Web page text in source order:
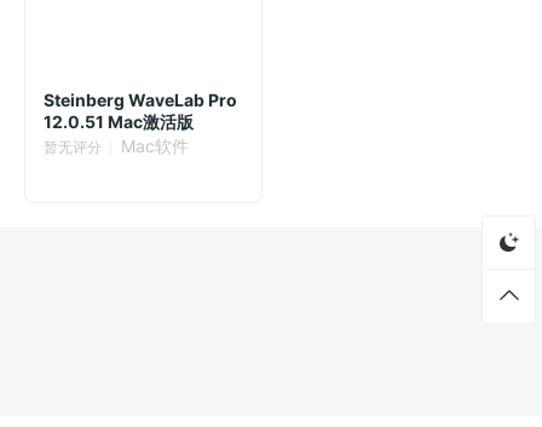
Steinberg WaveLab Pro
12.0.51 Mac激活版
暂无评分 Mac软件